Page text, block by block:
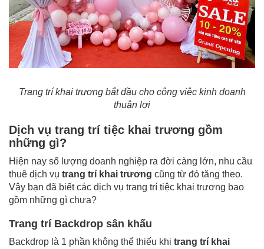
Trang trí khai trương bắt đầu cho công việc kinh doanh
thuận lợi
Dịch vụ trang trí tiệc khai trương gồm
những gì?
Hiện nay số lượng doanh nghiệp ra đời càng lớn, nhu cầu
thuê dịch vụ trang trí khai trương cũng từ đó tăng theo.
Vậy bạn đã biết các dịch vụ trang trí tiệc khai trương bao
gồm những gì chưa?
Trang trí Backdrop sân khấu
Backdrop là 1 phần không thể thiếu khi trang trí khai